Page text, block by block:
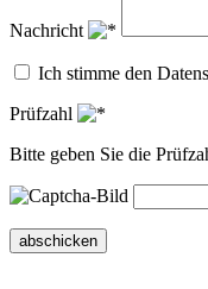
Nachricht
Ich stimme den
Prüfzahl
Bitte geben Sie die
abschicken